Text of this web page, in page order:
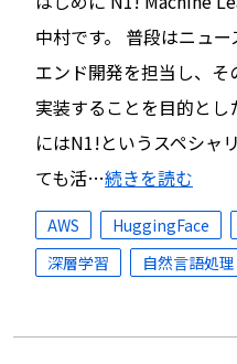
中村です。 普段はニュ
エンド開発を担当し、
実装することを目的とし
にはN1!というスペシャ
ても活…続きを読む
AWS HuggingFace
深層学習
自然言語処理